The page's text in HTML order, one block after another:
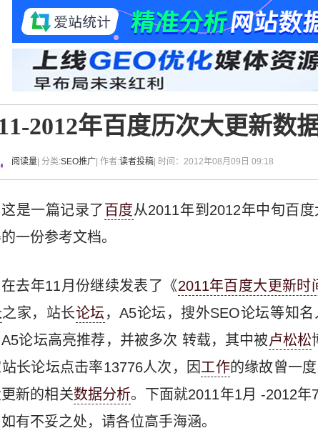
2012年百度历次大更新数
阅读量 | 分类:SEO推广 | 作者:读者投稿 | 时间：2012年08月09日 09:18
这是一篇记录了 百度从2011年到2012年中旬百
一份参考文档。
在去年11月份继续发表了《2011年百度大更新时
之家，站长论坛 ，A5论坛，搜外SEO论坛等知
论坛高亮推荐，并被多次 转载，其中被卢松松
长论坛点击率13776人次，因 工作的缘故曾一
新的相关数据分析。下面就2011年1月 -2012
有不妥之处，请各位高手海涵。